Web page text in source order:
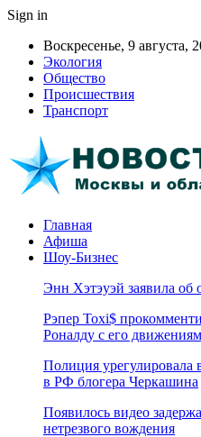
Sign in
Воскресенье, 9 августа,
Экология
Общество
Происшествия
Транспорт
Главная
Афиша
Шоу-Бизнес
Энн Хэтэуэй заявила об
Рэпер Toxi$
Роналду с его
Полиция урегулировала
в РФ блогера Черкашина
Появилось видео
нетрезвого вождения